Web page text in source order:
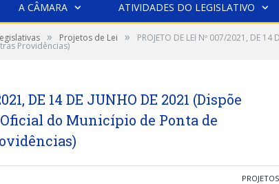
A CÂMARA ATIVIDADES DO LEGISLATIVO
» Projetos de Lei » PROJETO DE LEI Nº 007/2021, DE
Providências)
DE 14 DE JUNHO DE 2021 (Dispõe
do Município de Ponta de